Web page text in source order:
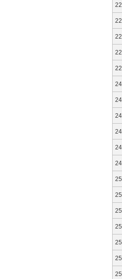
22
22
22
22
22
24
24
24
24
24
24
25
25
25
25
25
25
25